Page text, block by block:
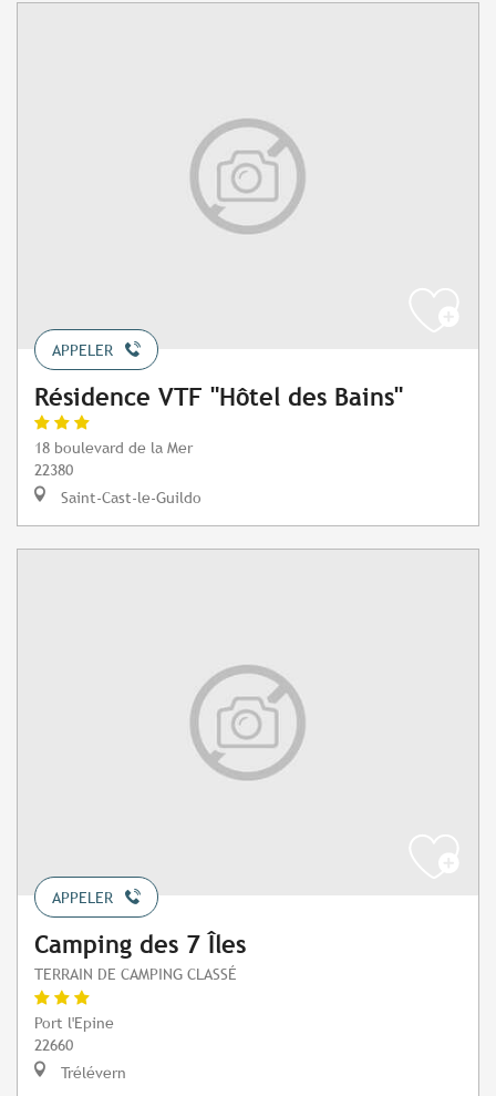
APPELER
Résidence VTF "Hôtel des Bains"
18 boulevard de la Mer
22380
Saint-Cast-le-Guildo
APPELER
Camping des 7 Îles
TERRAIN DE CAMPING CLASSÉ
Port l'Epine
22660
Trélévern